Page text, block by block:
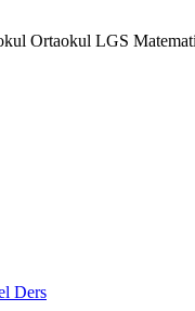
Ortaokul LGS
Ders